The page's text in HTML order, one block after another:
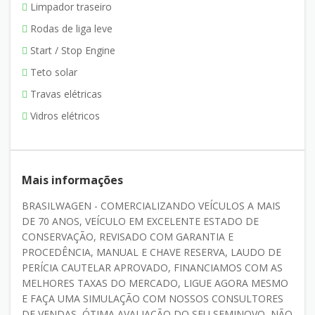
Limpador traseiro
Rodas de liga leve
Start / Stop Engine
Teto solar
Travas elétricas
Vidros elétricos
Mais informações
BRASILWAGEN - COMERCIALIZANDO VEÍCULOS A MAIS
DE 70 ANOS, VEÍCULO EM EXCELENTE ESTADO DE
CONSERVAÇÃO, REVISADO COM GARANTIA E
PROCEDÊNCIA, MANUAL E CHAVE RESERVA, LAUDO DE
PERÍCIA CAUTELAR APROVADO, FINANCIAMOS COM AS
MELHORES TAXAS DO MERCADO, LIGUE AGORA MESMO
E FAÇA UMA SIMULAÇÃO COM NOSSOS CONSULTORES